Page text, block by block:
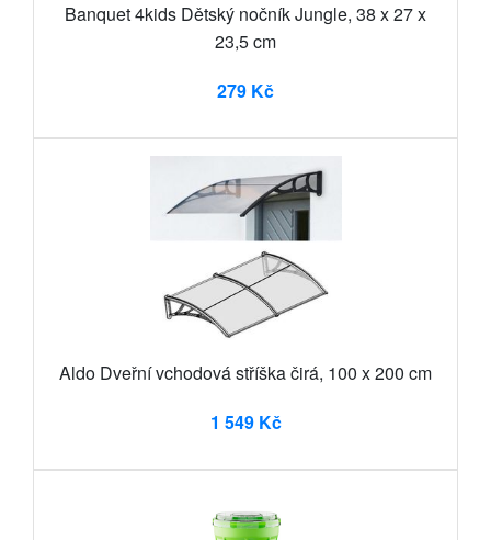
Banquet 4kids Dětský nočník Jungle, 38 x 27 x
23,5 cm
279 Kč
Aldo Dveřní vchodová stříška čirá, 100 x 200 cm
1 549 Kč